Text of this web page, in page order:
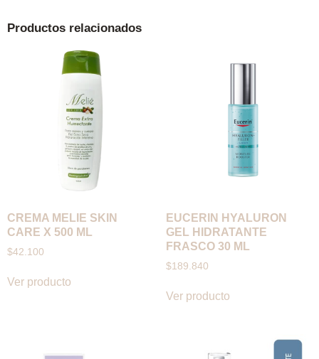
Productos relacionados
CREMA MELIE SKIN
CARE X 500 ML
$42.100
Ver producto
EUCERIN HYALURON
GEL HIDRATANTE
FRASCO 30 ML
$189.840
Ver producto